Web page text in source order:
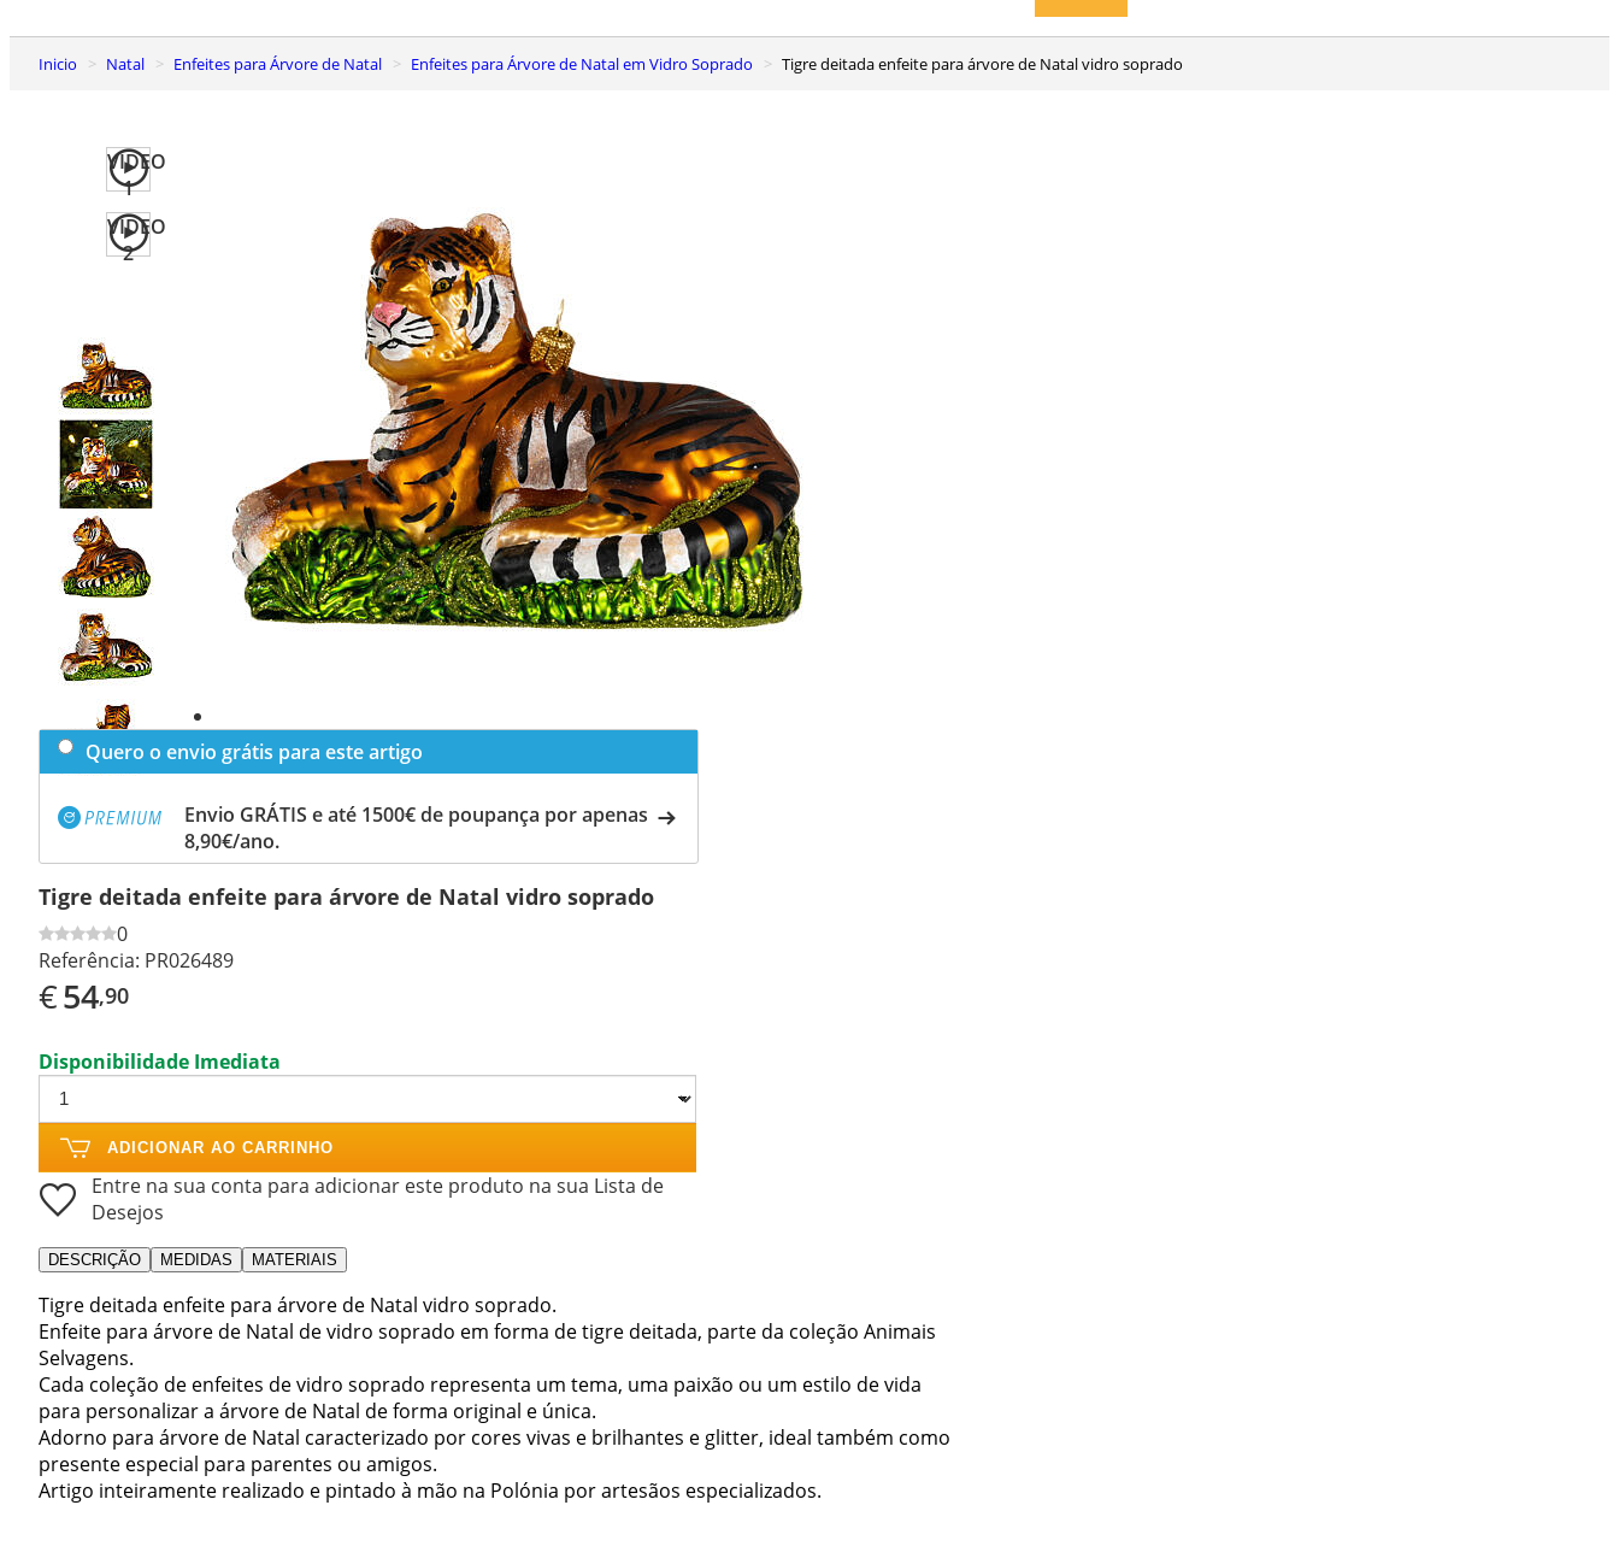
Inicio Natal Enfeites para Árvore de Natal Enfeites para Árvore de Natal em Vidro Soprado Tigre deitada enfeite para árvore de Natal vidro soprado
VIDEO
1
VIDEO
2
Previous
slide
Next
slide
Quero o envio grátis para este artigo
Envio GRÁTIS e até 1500€ de poupança por apenas
8,90€/ano.
Tigre deitada enfeite para árvore de Natal vidro soprado
0
Referência: PR026489
€54,90
Disponibilidade Imediata
ADICIONAR AO CARRINHO
Entre na sua conta para adicionar este produto na sua Lista de
Desejos
DESCRIÇÃO MEDIDAS MATERIAIS
Tigre deitada enfeite para árvore de Natal vidro soprado.
Enfeite para árvore de Natal de vidro soprado em forma de tigre deitada, parte da coleção Animais
Selvagens.
Cada coleção de enfeites de vidro soprado representa um tema, uma paixão ou um estilo de vida
para personalizar a árvore de Natal de forma original e única.
Adorno para árvore de Natal caracterizado por cores vivas e brilhantes e glitter, ideal também como
presente especial para parentes ou amigos.
Artigo inteiramente realizado e pintado à mão na Polónia por artesãos especializados.